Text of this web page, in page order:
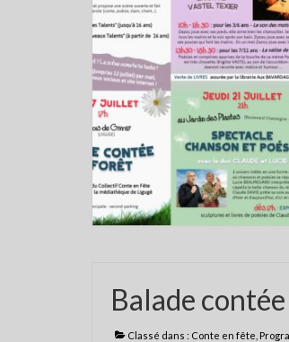
Balade
Classé dans : Conte en fête